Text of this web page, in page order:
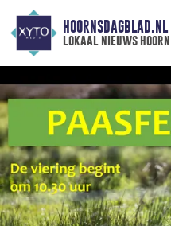
HOORNSDAGBLAD.NL
lokaal nieuws